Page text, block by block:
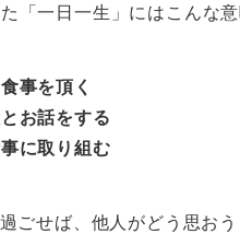
「一日一生」にはこんな意
事を頂く
お話をする
に取り組む
ごせば、他人がどう思お